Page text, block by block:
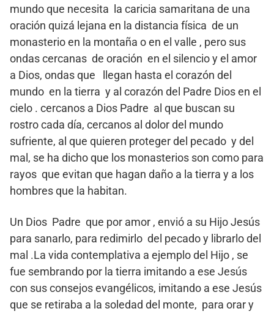
mundo que necesita la caricia samaritana de una
oración quizá lejana en la distancia física de un
monasterio en la montaña o en el valle , pero sus
ondas cercanas de oración en el silencio y el amor
a Dios, ondas que llegan hasta el corazón del
mundo en la tierra y al corazón del Padre Dios en el
cielo . cercanos a Dios Padre al que buscan su
rostro cada día, cercanos al dolor del mundo
sufriente, al que quieren proteger del pecado y del
mal, se ha dicho que los monasterios son como para
rayos que evitan que hagan daño a la tierra y a los
hombres que la habitan.
Un Dios Padre que por amor , envió a su Hijo Jesús
para sanarlo, para redimirlo del pecado y librarlo del
mal .La vida contemplativa a ejemplo del Hijo , se
fue sembrando por la tierra imitando a ese Jesús
con sus consejos evangélicos, imitando a ese Jesús
que se retiraba a la soledad del monte, para orar y